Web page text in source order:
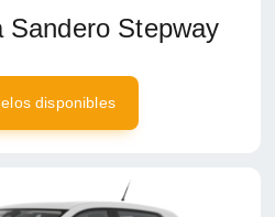
Sandero Stepway
disponibles